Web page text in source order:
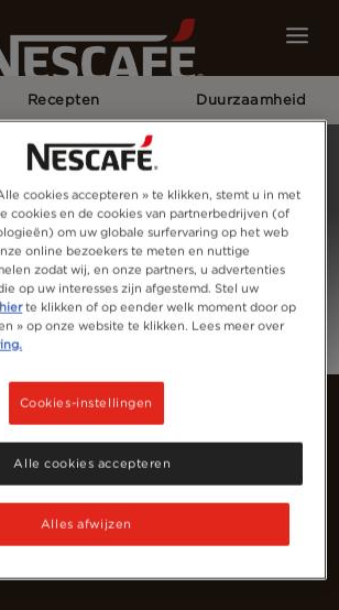
Recepten Duurzaamheid
cookies accepteren » te klikken, stemt u in met
cookies en de cookies van partnerbedrijven (of
om uw globale surfervaring op het web
online bezoekers te meten en nuttige
zodat wij, en onze partners, u advertenties
op uw interesses zijn afgestemd. Stel uw
hierte klikken of op eender welk moment door op
» op onze website te klikken. Lees meer over
Cookies-instellingen
Alles afwijzen
Alle cookies accepteren